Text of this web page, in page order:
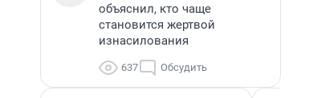
объяснил, кто чаще
становится жертвой
изнасилования
637 Обсудить